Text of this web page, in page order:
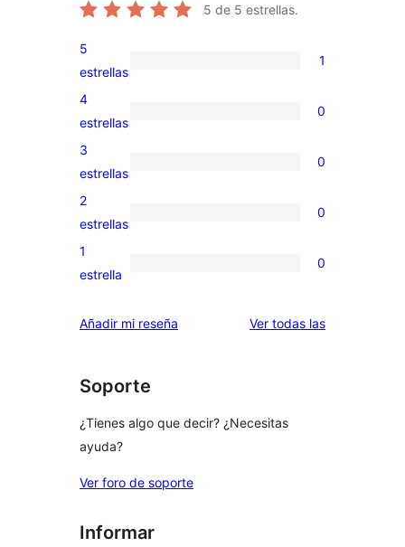
5 de 5 estrellas.
1
valoración
de
5
estrellas
1
0
valoraciones
de
4
estrellas
0
0
valoraciones
de
3
estrellas
0
0
valoraciones
de
estrellas
2
estrellas
0
0
de
1
estrella
0
Añadir mi reseña Ver todas lasvaloraciones
Soporte
¿Tienes algo que decir? ¿Necesitas
ayuda?
Ver foro de soporte
Informar